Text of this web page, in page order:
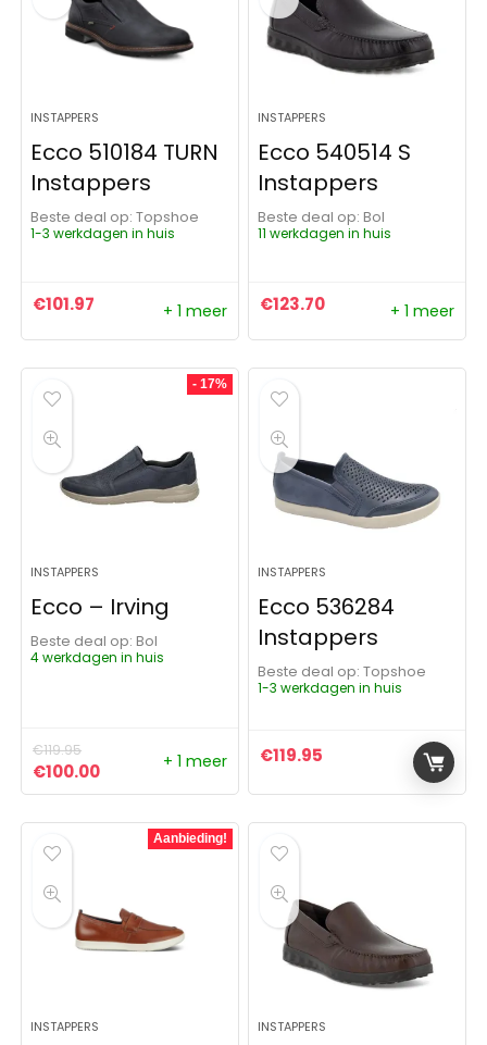
INSTAPPERS
Ecco 510184 TURN
Instappers
Beste deal op:
Topshoe
1-3 werkdagen in huis
€101.97 + 1 meer
INSTAPPERS
Ecco 540514 S
Instappers
Beste deal op:
Bol
11 werkdagen in huis
€123.70 + 1 meer
- 17%
INSTAPPERS
Ecco – Irving
Beste deal op:
Bol
4 werkdagen in huis
€119.95
Oorspronkelijke prijs was: €119.95.
€100.00Huidige prijs is: €100.00.
+ 1 meer
INSTAPPERS
Ecco 536284
Instappers
Beste deal op:
Topshoe
1-3 werkdagen in huis
€119.95
Aanbieding!
INSTAPPERS INSTAPPERS